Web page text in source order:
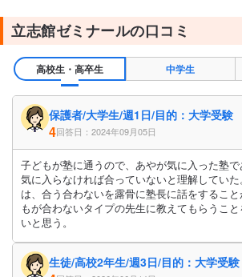
立志館ゼミナールの口コミ
高校生・高卒生 中学生
保護者/大学生/週1日/目的：大学受験
4回答日：2024年09月05日
子どもが塾に通うので、あやが気に入った塾
気に入らなければ合っていないと理解してい
は、合う合わないを露骨に塾長に話をするこ
もが合わないタイプの先生に教えてもらうこ
いと思う。
生徒/高校2年生/週3日/目的：大学受験